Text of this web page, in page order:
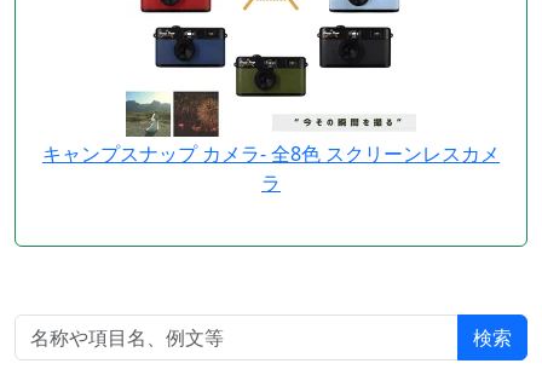
キャンプスナップ カメラ- 全8色 スクリーンレスカメ
ラ
検索